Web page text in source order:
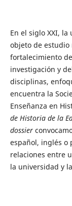
En el siglo XXI,
objeto de estudio
fortalecimiento
investigación y
disciplinas,
encuentra la
Enseñanza en
de Historia de la
dossier
español, inglés o
relaciones entre
la universidad y